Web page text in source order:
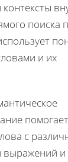
поиска
и их
с
выражений и